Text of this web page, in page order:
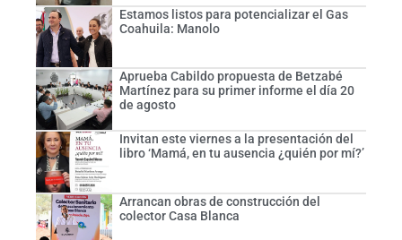
Estamos listos para potencializar el Gas
Coahuila: Manolo
Aprueba Cabildo propuesta de Betzabé
Martínez para su primer informe el día 20
de agosto
Invitan este viernes a la presentación del
libro ‘Mamá, en tu ausencia ¿quién por mí?’
Arrancan obras de construcción del
colector Casa Blanca